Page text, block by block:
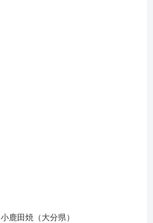
小鹿田焼（大分県）